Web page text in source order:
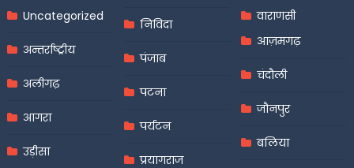
Uncategorized
अन्तर्राष्ट्रीय
अलीगढ़
आगरा
उड़ीसा
निविदा
पंजाब
पटना
पर्यटन
प्रयागराज
वाराणसी
आज़मगढ़
चंदौली
जौनपुर
बलिया